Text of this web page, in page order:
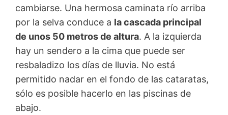
cambiarse. Una hermosa caminata río arriba
por la selva conduce a la cascada principal
de unos 50 metros de altura. A la izquierda
hay un sendero a la cima que puede ser
resbaladizo los días de lluvia. No está
permitido nadar en el fondo de las cataratas,
sólo es posible hacerlo en las piscinas de
abajo.